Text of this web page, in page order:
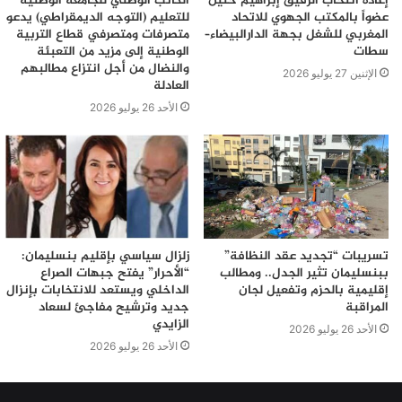
عضواً بالمكتب الجهوي للاتحاد
المغربي للشغل بجهة الدارالبيضاء–
سطات
الإثنين 27 يوليو 2026
للتعليم (التوجه الديمقراطي) يدعو
متصرفات ومتصرفي قطاع التربية
الوطنية إلى مزيد من التعبئة
والنضال من أجل انتزاع مطالبهم
العادلة
الأحد 26 يوليو 2026
تسريبات “تجديد عقد النظافة”
ببنسليمان تثير الجدل.. ومطالب
إقليمية بالحزم وتفعيل لجان
المراقبة
الأحد 26 يوليو 2026
زلزال سياسي بإقليم بنسليمان:
“الأحرار” يفتح جبهات الصراع
الداخلي ويستعد للانتخابات بإنزال
جديد وترشيح مفاجئ لسعاد
الزايدي
الأحد 26 يوليو 2026